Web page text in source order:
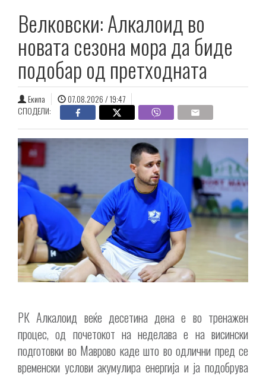
Велковски: Алкалоид во
новата сезона мора да биде
подобар од претходната
Екипа
07.08.2026 / 19:47
СПОДЕЛИ:
РК Алкалоид веќе десетина дена е во тренажен
процес, од почетокот на неделава е на висински
подготовки во Маврово каде што во одлични пред сe
временски услови акумулира енергија и ја подобрува